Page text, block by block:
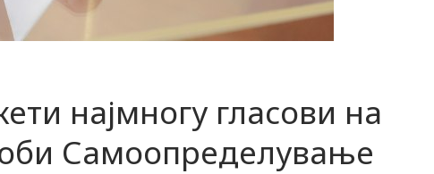
најмногу гласови на
Самоопределување